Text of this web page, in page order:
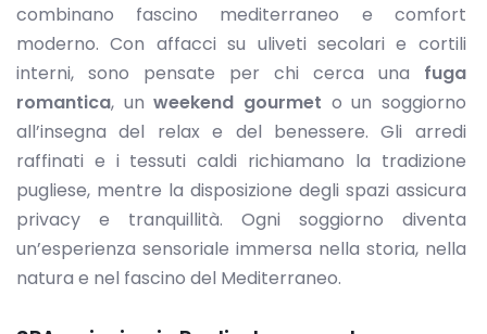
combinano fascino mediterraneo e comfort
moderno. Con affacci su uliveti secolari e cortili
interni, sono pensate per chi cerca una fuga
romantica, unweekend gourmet o un soggiorno
all’insegna del relax e del benessere. Gli arredi
raffinati e i tessuti caldi richiamano la tradizione
pugliese, mentre la disposizione degli spazi assicura
privacy e tranquillità. Ogni soggiorno diventa
un’esperienza sensoriale immersa nella storia, nella
natura e nel fascino del Mediterraneo.